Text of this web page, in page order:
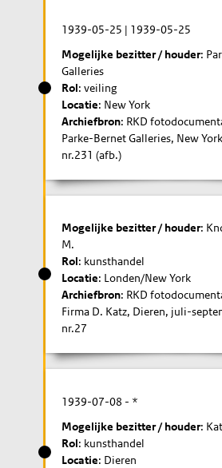
1939-05-25 | 1939-05-25
Mogelijke bezitter / houder:
Galleries
Rol: veiling
Locatie: New York
Archiefbron: RKD
Parke-Bernet Galleries, New
nr.231 (afb.)
Mogelijke bezitter / houder:
M.
Rol: kunsthandel
Locatie: Londen/New York
Archiefbron: RKD
Firma D. Katz, Dieren, juli-
nr.27
1939-07-08 - *
Mogelijke bezitter / houder:
Rol: kunsthandel
Locatie: Dieren